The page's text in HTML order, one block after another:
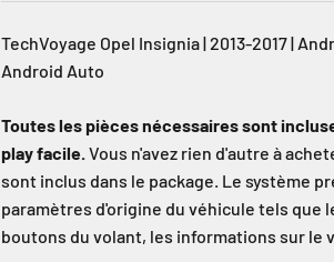
TechVoyage Opel Insignia | 2013-2017 |
Android Auto
Toutes les pièces nécessaires sont
play facile.Vous n'avez rien d'autre à
sont inclus dans le package. Le système
paramètres d'origine du véhicule tels que
boutons du volant, les informations sur le